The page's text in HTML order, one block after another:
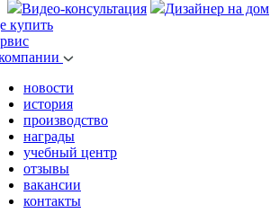
Видео-консультация
Дизайнер на дом
купить
новости
история
производство
награды
учебный центр
отзывы
вакансии
контакты